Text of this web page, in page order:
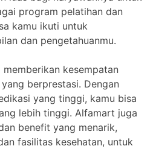
program pelatihan dan
kamu ikuti untuk
dan pengetahuanmu.
kesempatan
berprestasi. Dengan
yang tinggi, kamu bisa
lebih tinggi. Alfamart juga
benefit yang menarik,
fasilitas kesehatan, untuk